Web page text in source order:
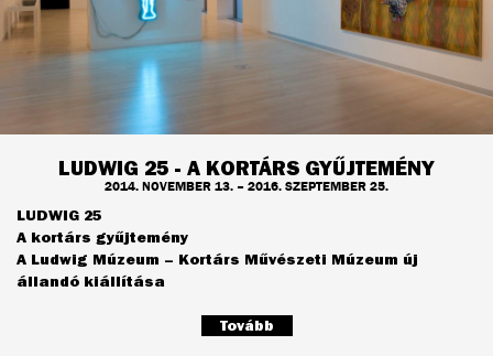
LUDWIG 25 - A KORTÁRS GYŰJTEMÉNY
2014. NOVEMBER 13. – 2016. SZEPTEMBER 25.
LUDWIG 25
A kortárs gyűjtemény
A Ludwig Múzeum – Kortárs Művészeti Múzeum új
állandó kiállítása
Tovább